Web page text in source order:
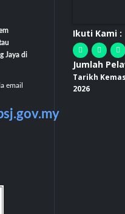
Jaya di
email
Ikuti Kami :
Jumlah
Tarikh
2026